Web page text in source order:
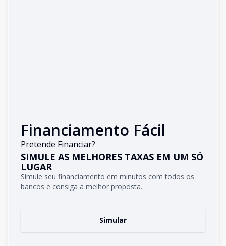
Financiamento Fácil
Pretende Financiar?
SIMULE AS MELHORES TAXAS EM UM SÓ
LUGAR
Simule seu financiamento em minutos com todos os
bancos e consiga a melhor proposta.
Simular